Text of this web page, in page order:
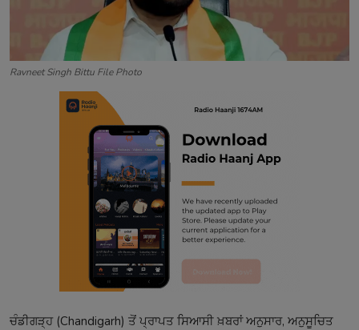
Ravneet Singh Bittu File Photo
ਚੰਡੀਗੜ੍ਹ (Chandigarh) ਤੋਂ ਪ੍ਰਾਪਤ ਸਿਆਸੀ ਖ਼ਬਰਾਂ ਅਨੁਸਾਰ, ਅਨੁਸੂਚਿਤ